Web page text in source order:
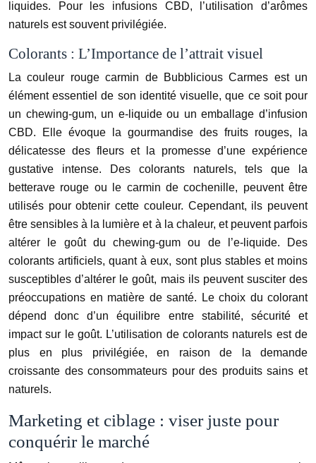
liquides. Pour les infusions CBD, l’utilisation d’arômes
naturels est souvent privilégiée.
Colorants : L’Importance de l’attrait visuel
La couleur rouge carmin de Bubblicious Carmes est un
élément essentiel de son identité visuelle, que ce soit pour
un chewing-gum, un e-liquide ou un emballage d’infusion
CBD. Elle évoque la gourmandise des fruits rouges, la
délicatesse des fleurs et la promesse d’une expérience
gustative intense. Des colorants naturels, tels que la
betterave rouge ou le carmin de cochenille, peuvent être
utilisés pour obtenir cette couleur. Cependant, ils peuvent
être sensibles à la lumière et à la chaleur, et peuvent parfois
altérer le goût du chewing-gum ou de l’e-liquide. Des
colorants artificiels, quant à eux, sont plus stables et moins
susceptibles d’altérer le goût, mais ils peuvent susciter des
préoccupations en matière de santé. Le choix du colorant
dépend donc d’un équilibre entre stabilité, sécurité et
impact sur le goût. L’utilisation de colorants naturels est de
plus en plus privilégiée, en raison de la demande
croissante des consommateurs pour des produits sains et
naturels.
Marketing et ciblage : viser juste pour
conquérir le marché